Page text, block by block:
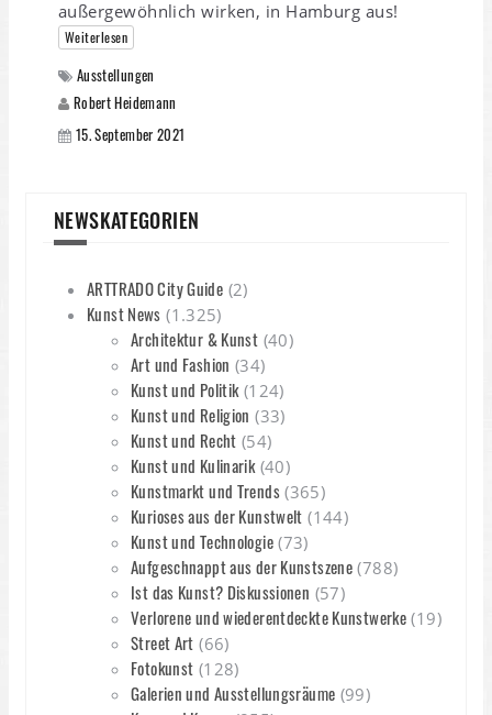
außergewöhnlich wirken, in Hamburg aus!
Weiterlesen
Ausstellungen
Robert Heidemann
15. September 2021
NEWSKATEGORIEN
ARTTRADO City Guide (2)
Kunst News (1.325)
Architektur & Kunst (40)
Art und Fashion (34)
Kunst und Politik(124)
Kunst und Religion (33)
Kunst und Recht (54)
Kunst und Kulinarik(40)
Kunstmarkt und Trends(365)
Kurioses aus der Kunstwelt (144)
Kunst und Technologie(73)
Aufgeschnappt aus der Kunstszene (788)
Ist das Kunst? Diskussionen (57)
Verlorene und wiederentdeckte Kunstwerke (19)
Street Art (66)
Fotokunst (128)
Galerien und Ausstellungsräume (99)